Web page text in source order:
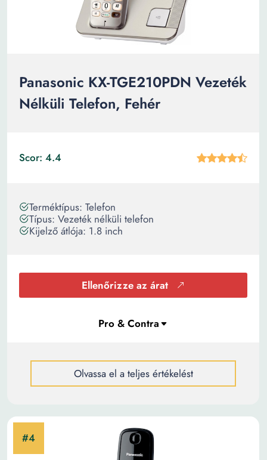
Panasonic KX-TGE210PDN Vezeték
Nélküli Telefon, Fehér
Scor: 4.4
Terméktípus: Telefon
Típus: Vezeték nélküli telefon
Kijelző átlója: 1.8 inch
Ellenőrizze az árat
Olvassa el a teljes értékelést